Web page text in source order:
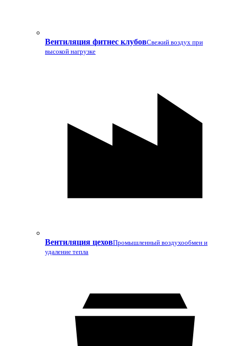
Вентиляция фитнес клубовСвежий воздух при
высокой нагрузке
Вентиляция цеховПромышленный воздухообмен и
удаление тепла